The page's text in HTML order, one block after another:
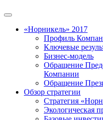
«Норникель» 2017
Профиль
Ключевые
Бизнес-модель
Обращение
Компании
Обращение
Обзор стратегии
Стратегия
Экологическая